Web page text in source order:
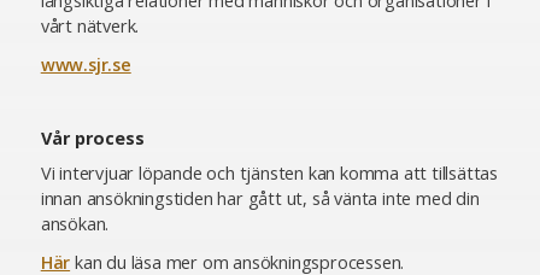
vårt nätverk.
www.sjr.se
Vår process
Vi intervjuar löpande och tjänsten kan komma att tillsättas
innan ansökningstiden har gått ut, så vänta inte med din
ansökan.
Här kan du läsa mer om ansökningsprocessen.